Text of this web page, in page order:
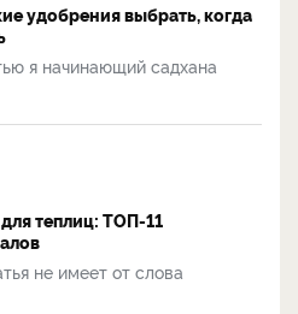
удобрения выбрать, когда
я начинающий садхана
теплиц: ТОП-11
не имеет от слова